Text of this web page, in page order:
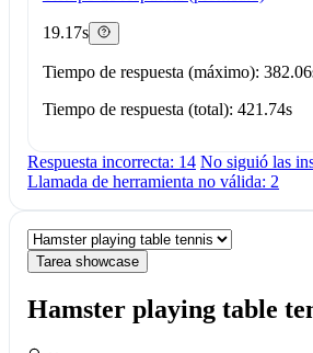
19.17s
Tiempo de respuesta (máximo):
Tiempo de respuesta (total): 421.74s
Respuesta incorrecta: 14 No siguió las
Llamada de herramienta no válida: 2
Tarea showcase
Hamster playing table